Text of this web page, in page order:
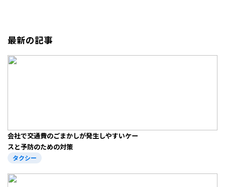
最新の記事
会社で交通費のごまかしが発生しやすいケー
スと予防のための対策
タクシー